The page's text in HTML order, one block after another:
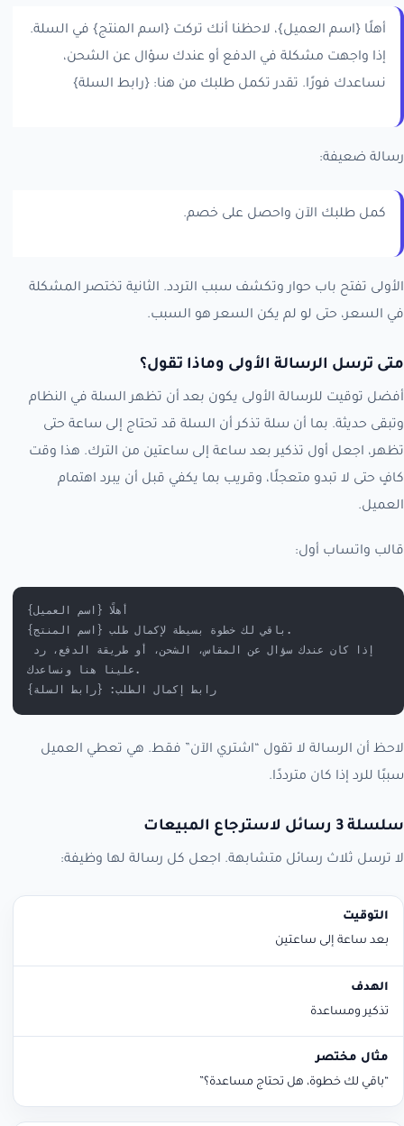
أهلًا {اسم العميل}، لاحظنا أنك تركت {اسم المنتج} في السلة.
إذا واجهت مشكلة في الدفع أو عندك سؤال عن الشحن،
نساعدك فورًا. تقدر تكمل طلبك من هنا: {رابط السلة}
رسالة ضعيفة:
كمل طلبك الآن واحصل على خصم.
الأولى تفتح باب حوار وتكشف سبب التردد. الثانية تختصر المشكلة
في السعر، حتى لو لم يكن السعر هو السبب.
متى ترسل الرسالة الأولى وماذا تقول؟
أفضل توقيت للرسالة الأولى يكون بعد أن تظهر السلة في النظام
وتبقى حديثة. بما أن سلة تذكر أن السلة قد تحتاج إلى ساعة حتى
تظهر، اجعل أول تذكير بعد ساعة إلى ساعتين من الترك. هذا وقت
كافٍ حتى لا تبدو متعجلًا، وقريب بما يكفي قبل أن يبرد اهتمام
العميل.
قالب واتساب أول:
أهلًا {اسم العميل}
باقي لك خطوة بسيطة لإكمال طلب {اسم المنتج}.
علينا هنا ونساعدك.
رابط إكمال الطلب: {رابط السلة}
لاحظ أن الرسالة لا تقول “اشتري الآن” فقط. هي تعطي العميل
سببًا للرد إذا كان مترددًا.
سلسلة 3 رسائل لاسترجاع المبيعات
لا ترسل ثلاث رسائل متشابهة. اجعل كل رسالة لها وظيفة:
التوقيت
بعد ساعة إلى ساعتين
تذكير ومساعدة
“باقي لك خطوة، هل تحتاج مساعدة؟”